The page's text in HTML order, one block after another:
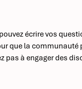
écrire vos
que la communauté
pas à engager des